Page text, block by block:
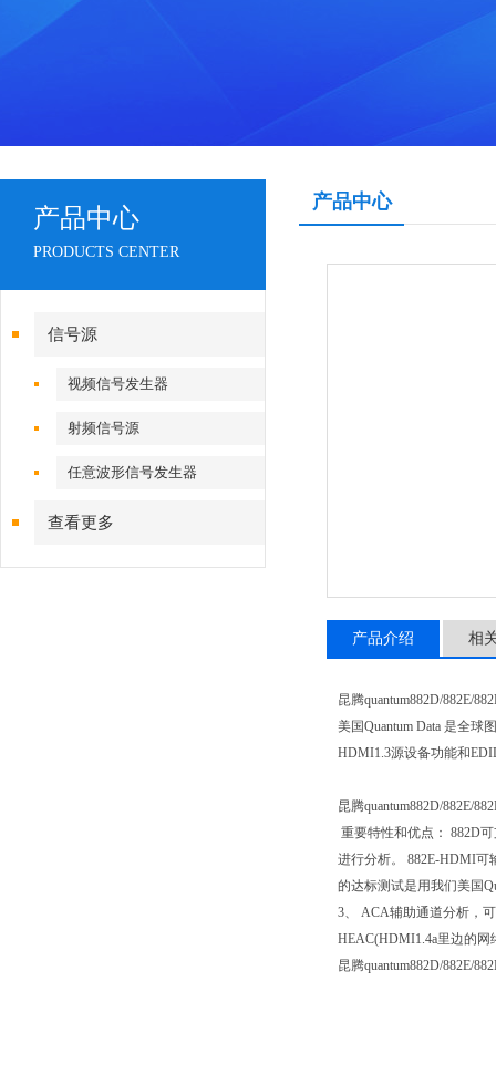
产品中心
PRODUCTS CENTER
信号源
视频信号发生器
射频信号源
任意波形信号发生器
查看更多
产品中心
产品介绍 相
昆腾quantum882D/882E/
美国Quantum Data 是全球
HDMI1.3源设备功能和
昆腾quantum882D/882E/
重要特性和优点： 882D
进行分析。 882E-HDMI可
的达标测试是用我们美国
3、 ACA辅助通道分析，
HEAC(HDMI1.4a里边的网
昆腾quantum882D/882E/